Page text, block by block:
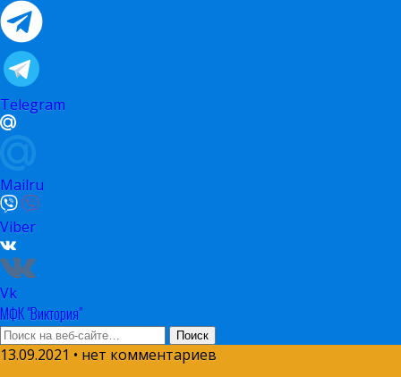
Telegram
Mailru
Viber
Vk
МФК "Виктория"
13.09.2021 • нет комментариев